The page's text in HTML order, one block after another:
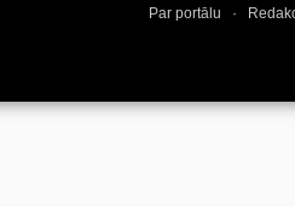
Par portālu ·